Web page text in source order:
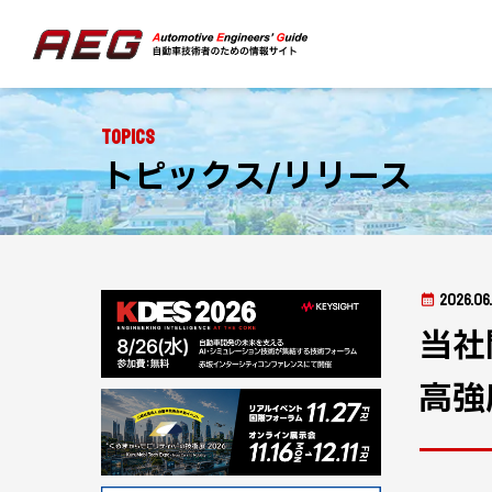
Topics
トピックス/リリース
当
高